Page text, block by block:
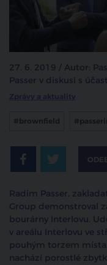
27. 6. 2019 / Autor:
Passer v diskusi s
Zprávy a aktuality
#brownfield
Radim Passer,
Group demonstroval
bourárny Interlovu.
v areálu Interlovu ve
pouhým torzem
nachází porostlé